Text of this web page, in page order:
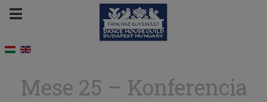
Mese 25 – Konferencia